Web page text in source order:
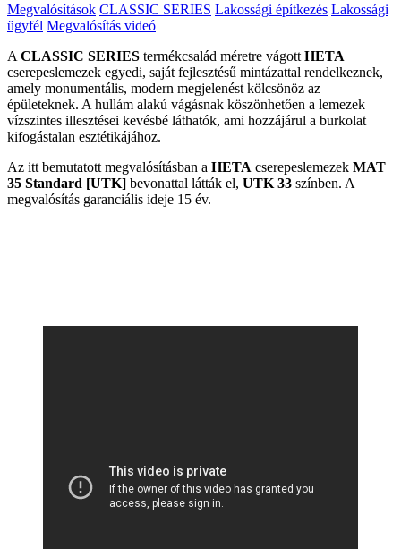
Megvalósítások CLASSIC SERIES Lakossági építkezés Lakossági
ügyfél Megvalósítás videó
A CLASSIC SERIES termékcsalád méretre vágott HETA
cserepeslemezek egyedi, saját fejlesztésű mintázattal rendelkeznek,
amely monumentális, modern megjelenést kölcsönöz az
épületeknek. A hullám alakú vágásnak köszönhetően a lemezek
vízszintes illesztései kevésbé láthatók, ami hozzájárul a burkolat
kifogástalan esztétikájához.
Az itt bemutatott megvalósításban a HETA cserepeslemezek MAT
35 Standard [UTK] bevonattal látták el, UTK 33 színben. A
megvalósítás garanciális ideje 15 év.